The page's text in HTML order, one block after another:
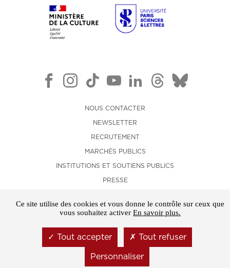
NOUS CONTACTER
NEWSLETTER
RECRUTEMENT
MARCHÉS PUBLICS
INSTITUTIONS ET SOUTIENS PUBLICS
PRESSE
MENTIONS LÉGALES
GESTION DES COOKIES
Ce site utilise des cookies et vous donne le contrôle sur ceux que
vous souhaitez activer En savoir plus.
Tout accepter Tout refuser
Personnaliser